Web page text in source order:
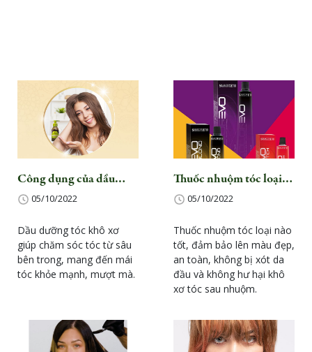
Công dụng của dầu
dưỡng tóc và cách chọn
dầu dưỡng tóc khô xơ
phù hợp
05/10/2022
Dầu dưỡng tóc khô xơ
giúp chăm sóc tóc từ sâu
bên trong, mang đến mái
tóc khỏe mạnh, mượt mà.
Thuốc nhuộm tóc loại
nào tốt và nên chọn
thuốc nhuộm như thế
nào?
05/10/2022
Thuốc nhuộm tóc loại nào
tốt, đảm bảo lên màu đẹp,
an toàn, không bị xót da
đầu và không hư hại khô
xơ tóc sau nhuộm.